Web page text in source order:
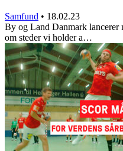
Samfund • 18.02.23
By og Land Danmark
om steder vi holder a…